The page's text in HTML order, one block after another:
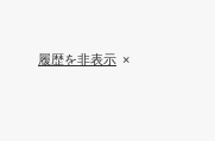
履歴を非表示